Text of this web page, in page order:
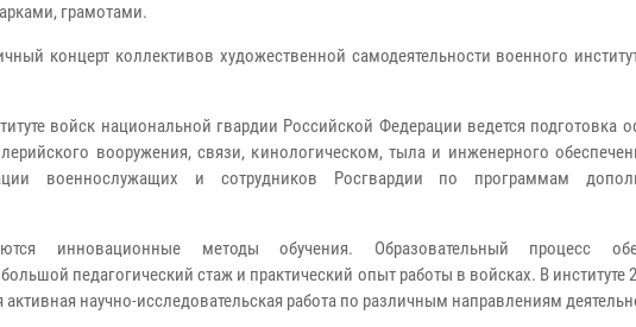
грамотами.
концерт коллективов художественной самодеятельности военного
войск национальной гвардии Российской Федерации ведется подготовка
вооружения, связи, кинологическом, тыла и инженерного
военнослужащих и сотрудников Росгвардии по программам
инновационные методы обучения. Образовательный процесс
педагогический стаж и практический опыт работы в войсках. В институте
активная научно-исследовательская работа по различным направлениям